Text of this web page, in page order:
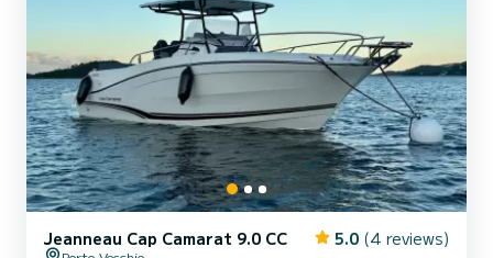
Jeanneau Cap Camarat 9.0 CC 5.0 (4 reviews)